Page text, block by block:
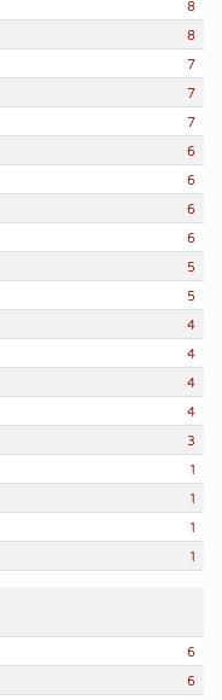
8
8
7
7
7
6
6
6
6
5
5
4
4
4
4
3
1
1
1
1
6
6